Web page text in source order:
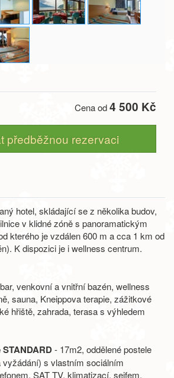
Cena od4 500 Kč
předběžnou rezervaci
hotel, skládající se z několika budov,
v klidné zóně s panoramatickým
kterého je vzdálen 600 m a cca 1 km od
K dispozici je i wellness centrum.
venkovní a vnitřní bazén, wellness
sauna, Kneippova terapie, zážitkové
hřiště, zahrada, terasa s výhledem
- 17m2, oddělené postele
vyžádání) s vlastním sociálním
SAT TV, klimatizací, sejfem,